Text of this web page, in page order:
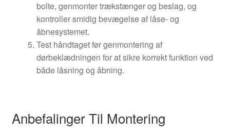
bolte, genmonter trækstænger og beslag, og
kontroller smidig bevægelse af låse- og
åbnesystemet.
Test håndtaget før genmontering af
dørbeklædningen for at sikre korrekt funktion ved
både låsning og åbning.
Anbefalinger Til Montering